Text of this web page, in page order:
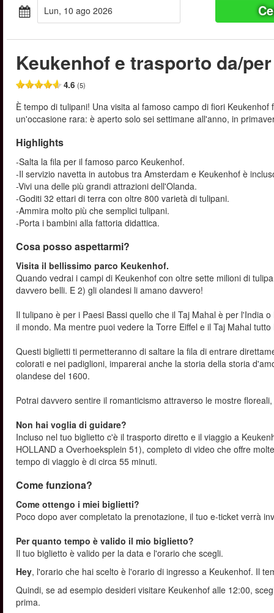
lun, 10 ago 2026
Keukenhof e trasporto da/
4.6 (5)
È tempo di tulipani! Una visita al famoso campo di fiori
un'occasione rara: è aperto solo sei settimane all'anno, in
Highlights
-Salta la fila per il famoso parco Keukenhof.
-Il servizio navetta in autobus tra Amsterdam e Keukenhof è
-Vivi una delle più grandi attrazioni dell'Olanda.
-Goditi 32 ettari di terra con oltre 800 varietà di tulipani.
-Ammira molto più che semplici tulipani.
-Porta i bambini alla fattoria didattica.
Cosa posso aspettarmi?
Visita il bellissimo parco Keukenhof.
Quando vedrai i campi di Keukenhof con oltre sette milioni di
davvero belli. E 2) gli olandesi li amano davvero!
Il tulipano è per i Paesi Bassi quello che il Taj Mahal è per l'India
il mondo. Ma mentre puoi vedere la Torre Eiffel e il Taj Mahal
Questi biglietti ti permetteranno di saltare la fila di entrare
colorati e nei padiglioni, imparerai anche la storia della storia
olandese del 1600.
Potrai davvero sentire il romanticismo attraverso le mostre
Non hai voglia di guidare?
Incluso nel tuo biglietto c'è il trasporto diretto e il viaggio a
HOLLAND a Overhoeksplein 51), completo di video che offre
tempo di viaggio è di circa 55 minuti.
Come funziona?
Come ottengo i miei biglietti?
Poco dopo aver completato la prenotazione, il tuo e-ticket verrà
Per quanto tempo è valido il mio biglietto?
Il tuo biglietto è valido per la data e l'orario che scegli.
Hey, l'orario che hai scelto è l'orario di ingresso a Keukenhof. Il
Quindi, se ad esempio desideri visitare Keukenhof alle 12:00,
prima.